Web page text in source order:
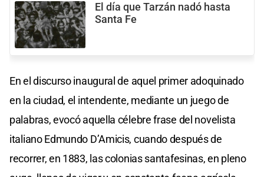
El día que Tarzán nadó hasta
Santa Fe
En el discurso inaugural de aquel primer adoquinado
en la ciudad, el intendente, mediante un juego de
palabras, evocó aquella célebre frase del novelista
italiano Edmundo D’Amicis, cuando después de
recorrer, en 1883, las colonias santafesinas, en pleno